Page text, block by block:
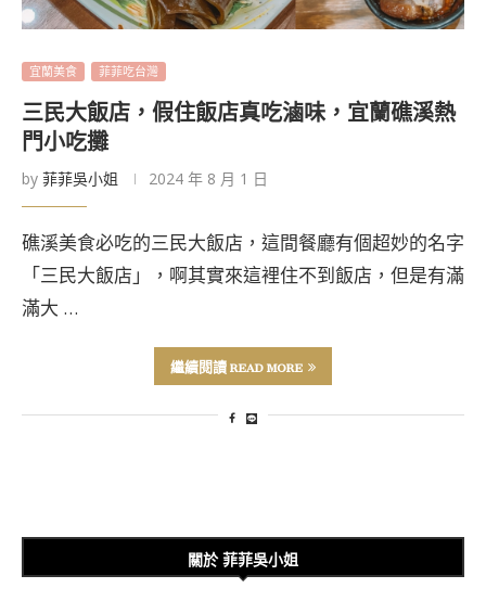
宜蘭美食 菲菲吃台灣
三民大飯店，假住飯店真吃滷味，宜蘭礁溪熱
門小吃攤
by 菲菲吳小姐 2024 年 8 月 1 日
礁溪美食必吃的三民大飯店，這間餐廳有個超妙的名字
「三民大飯店」，啊其實來這裡住不到飯店，但是有滿
滿大 …
繼續閱讀 READ MORE
關於 菲菲吳小姐